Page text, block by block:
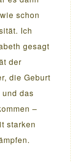
schon
Ich
gesagt
der
die Geburt
das
–
starken